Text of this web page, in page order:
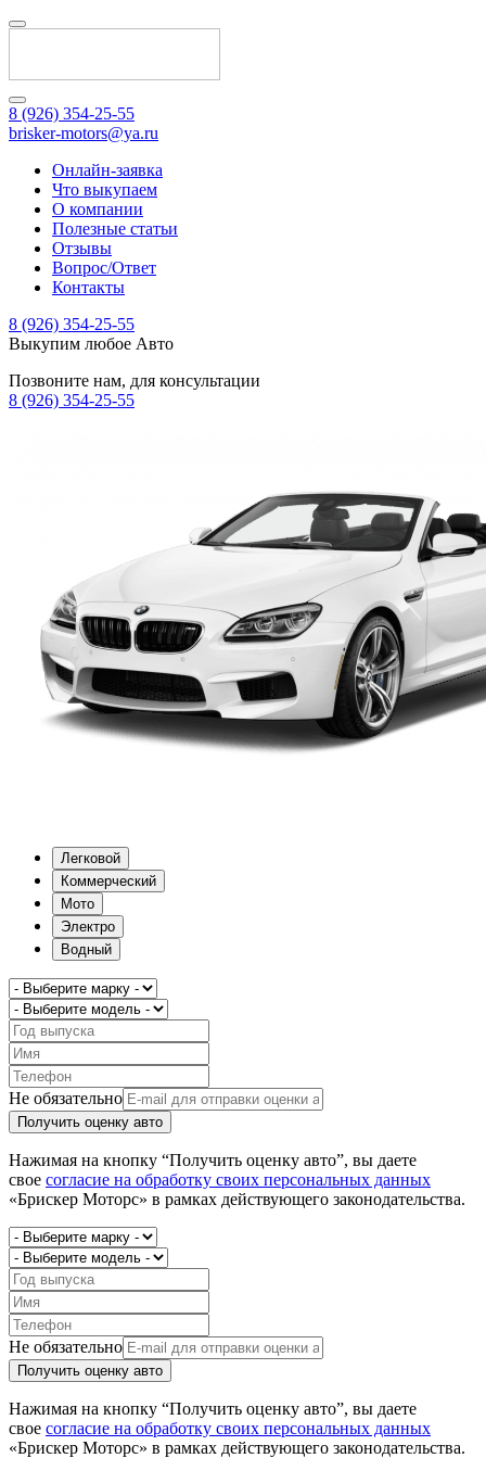
8 (926) 354-25-55
brisker-motors@ya.ru
Онлайн-заявка
Что выкупаем
О компании
Полезные статьи
Отзывы
Вопрос/Ответ
Контакты
8 (926) 354-25-55
Выкупим любое Авто
Позвоните нам, для консультации
8 (926) 354-25-55
Легковой
Коммерческий
Мото
Электро
Водный
Не обязательно
Получить оценку авто
Нажимая на кнопку “Получить оценку авто”, вы даете
свое согласие на обработку своих персональных данных
«Брискер Моторс» в рамках действующего законодательства.
Не обязательно
Получить оценку авто
Нажимая на кнопку “Получить оценку авто”, вы даете
свое согласие на обработку своих персональных данных
«Брискер Моторс» в рамках действующего законодательства.